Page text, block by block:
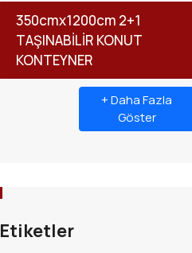
350cmx1200cm 2+1
TAŞINABİLİR KONUT
KONTEYNER
+ Daha Fazla
Göster
Etiketler